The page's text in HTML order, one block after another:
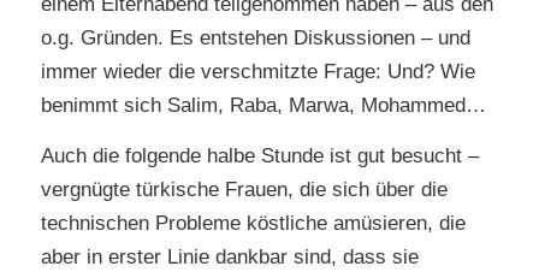
o.g. Gründen. Es entstehen Diskussionen – und
immer wieder die verschmitzte Frage: Und? Wie
benimmt sich Salim, Raba, Marwa, Mohammed…
Auch die folgende halbe Stunde ist gut besucht –
vergnügte türkische Frauen, die sich über die
technischen Probleme köstliche amüsieren, die
aber in erster Linie dankbar sind, dass sie